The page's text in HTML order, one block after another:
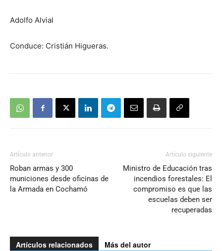
Adolfo Alvial
Conduce: Cristián Higueras.
Artículo anterior
Roban armas y 300
municiones desde oficinas de
la Armada en Cochamó
Artículo siguiente
Ministro de Educación tras
incendios forestales: El
compromiso es que las
escuelas deben ser
recuperadas
Artículos relacionados Más del autor